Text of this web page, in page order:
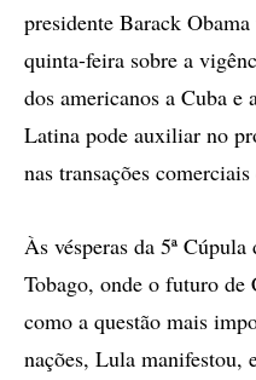
presidente Barack
quinta-feira sobre a
dos americanos a Cuba
Latina pode auxiliar no
nas transações
Às vésperas da 5ª
Tobago, onde o futuro de
como a questão mais
nações, Lula manifestou,